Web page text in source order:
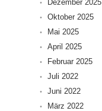
Dezember 2025
Oktober 2025
Mai 2025
April 2025
Februar 2025
Juli 2022
Juni 2022
März 2022